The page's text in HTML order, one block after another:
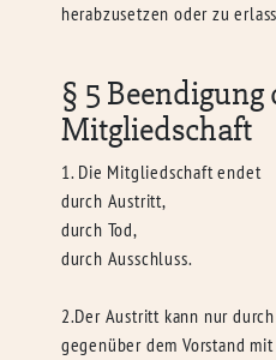
herabzusetzen oder zu
§ 5 Beendigung
Mitgliedschaft
1. Die Mitgliedschaft endet
durch Austritt,
durch Tod,
durch Ausschluss.
2.Der Austritt kann nur
gegenüber dem Vorstand